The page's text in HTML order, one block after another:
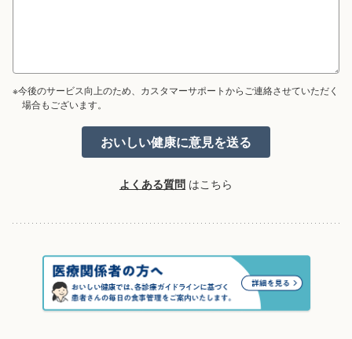
※今後のサービス向上のため、カスタマーサポートからご連絡させていただく
場合もございます。
よくある質問 はこちら